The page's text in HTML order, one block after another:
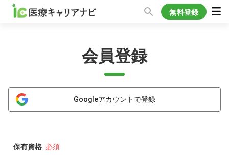
無料登録
会員登録
Googleアカウントで登録
保有資格